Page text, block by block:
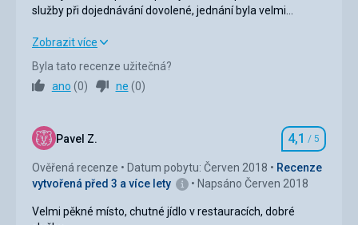
služby při dojednávání dovolené, jednání byla velmi
Velmi příjemná, vstřícná a celkově profesionální byla paní
INVIA jako tour operator poskystla velmi profesionálně své
korektní...
Velmi příjemná, vstřícná a celkově profesionální byla paní
Ubytování 1,0/ 5
Okolí 3,0/ 5
Zobrazit více
Byla tato recenze užitečná?
ano (0) ne (0)
Pavel Z. Hodnocení
4,1 / 5
Ověřená recenze Datum pobytu: Červen 2018
Recenze
vytvořená před 3 a více lety
Napsáno Červen 2018
Velmi pěkné místo, chutné jídlo v restauracích, dobré